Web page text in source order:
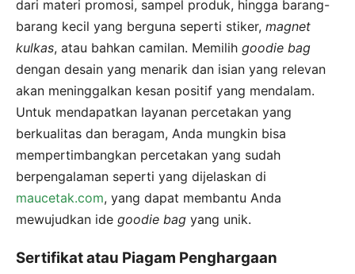
dari materi promosi, sampel produk, hingga barang-
barang kecil yang berguna seperti stiker, magnet
kulkas, atau bahkan camilan. Memilih goodie bag
dengan desain yang menarik dan isian yang relevan
akan meninggalkan kesan positif yang mendalam.
Untuk mendapatkan layanan percetakan yang
berkualitas dan beragam, Anda mungkin bisa
mempertimbangkan percetakan yang sudah
berpengalaman seperti yang dijelaskan di
maucetak.com, yang dapat membantu Anda
mewujudkan ide goodie bag yang unik.
Sertifikat atau Piagam Penghargaan